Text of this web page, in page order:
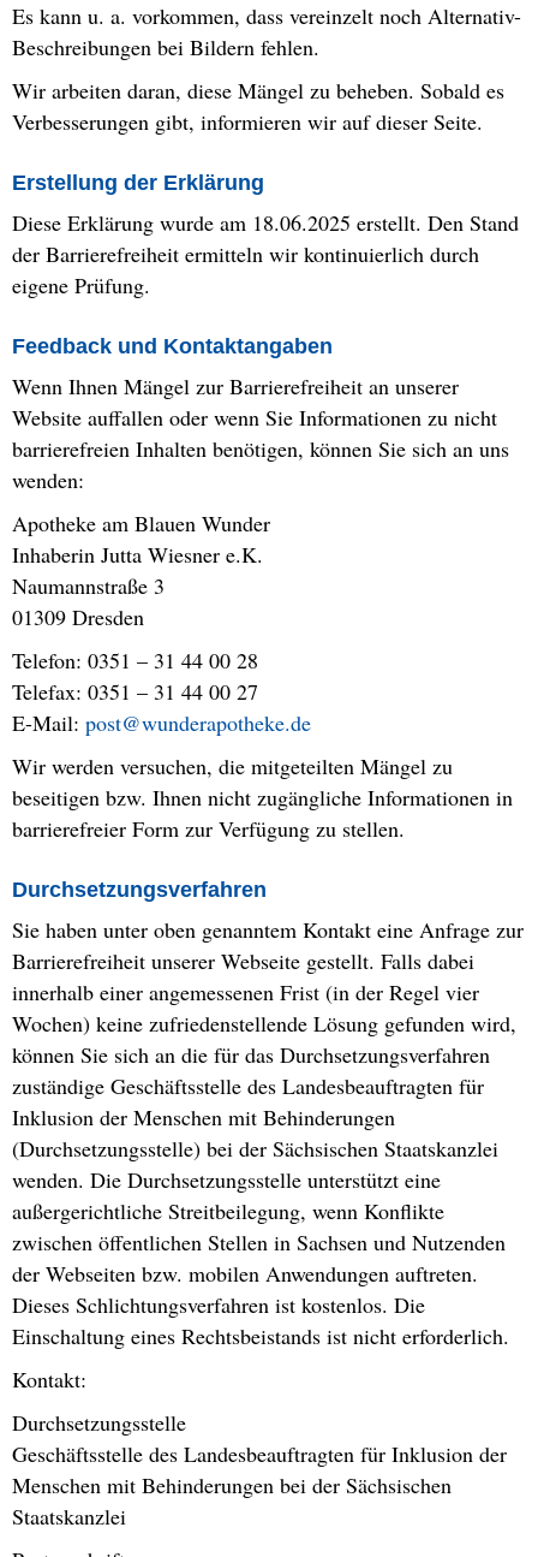
Es kann u. a. vorkommen, dass vereinzelt noch Alternativ-
Beschreibungen bei Bildern fehlen.
Wir arbeiten daran, diese Mängel zu beheben. Sobald es
Verbesserungen gibt, informieren wir auf dieser Seite.
Erstellung der Erklärung
Diese Erklärung wurde am 18.06.2025 erstellt. Den Stand
der Barrierefreiheit ermitteln wir kontinuierlich durch
eigene Prüfung.
Feedback und Kontaktangaben
Wenn Ihnen Mängel zur Barrierefreiheit an unserer
Website auffallen oder wenn Sie Informationen zu nicht
barrierefreien Inhalten benötigen, können Sie sich an uns
wenden:
Apotheke am Blauen Wunder
Inhaberin Jutta Wiesner e.K.
Naumannstraße 3
01309 Dresden
Telefon: 0351 – 31 44 00 28
Telefax: 0351 – 31 44 00 27
E-Mail: post@wunderapotheke.de
Wir werden versuchen, die mitgeteilten Mängel zu
beseitigen bzw. Ihnen nicht zugängliche Informationen in
barrierefreier Form zur Verfügung zu stellen.
Durchsetzungsverfahren
Sie haben unter oben genanntem Kontakt eine Anfrage zur
Barrierefreiheit unserer Webseite gestellt. Falls dabei
innerhalb einer angemessenen Frist (in der Regel vier
Wochen) keine zufriedenstellende Lösung gefunden wird,
können Sie sich an die für das Durchsetzungsverfahren
zuständige Geschäftsstelle des Landesbeauftragten für
Inklusion der Menschen mit Behinderungen
(Durchsetzungsstelle) bei der Sächsischen Staatskanzlei
wenden. Die Durchsetzungsstelle unterstützt eine
außergerichtliche Streitbeilegung, wenn Konflikte
zwischen öffentlichen Stellen in Sachsen und Nutzenden
der Webseiten bzw. mobilen Anwendungen auftreten.
Dieses Schlichtungsverfahren ist kostenlos. Die
Einschaltung eines Rechtsbeistands ist nicht erforderlich.
Kontakt:
Durchsetzungsstelle
Geschäftsstelle des Landesbeauftragten für Inklusion der
Menschen mit Behinderungen bei der Sächsischen
Staatskanzlei